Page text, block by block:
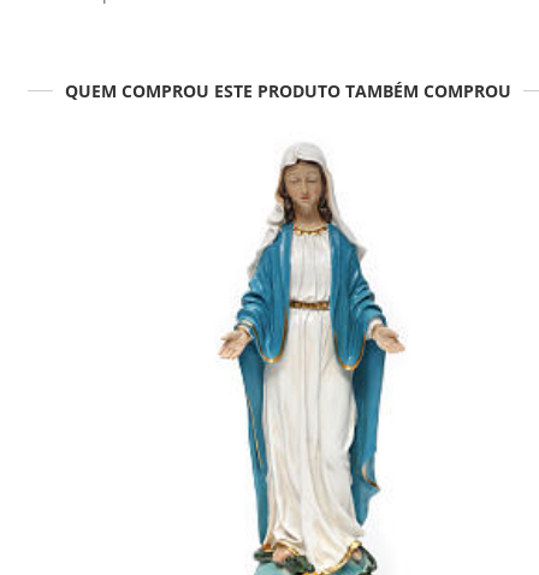
QUEM COMPROU ESTE PRODUTO TAMBÉM COMPROU